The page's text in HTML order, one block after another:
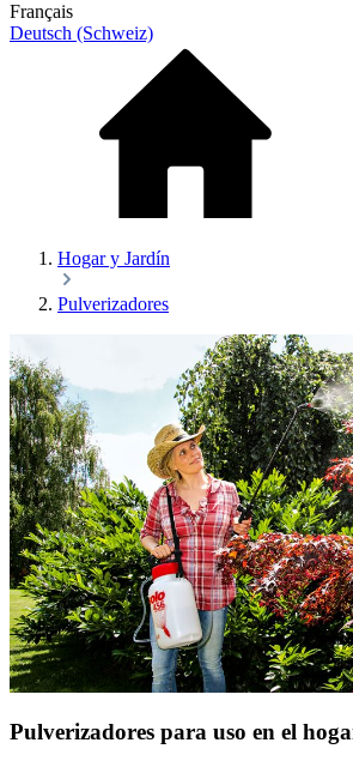
Français
Deutsch (Schweiz)
Hogar y Jardín
Pulverizadores
Pulverizadores para uso en el